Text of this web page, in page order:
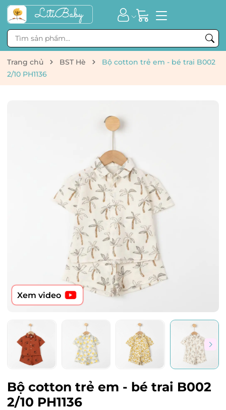
Trang chủ BST Hè
Bộ cotton trẻ em - bé trai B002
2/10 PH1136
Xem video
Bộ cotton trẻ em - bé trai B002
2/10 PH1136